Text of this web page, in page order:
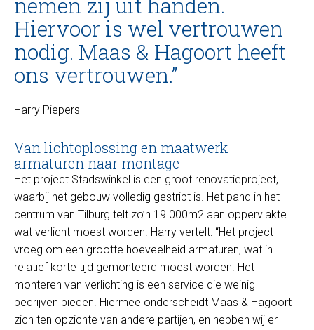
Hiervoor is wel vertrouwen
nodig. Maas & Hagoort heeft
ons vertrouwen.”
Harry Piepers
Van lichtoplossing en maatwerk
armaturen naar montage
Het project Stadswinkel is een groot renovatieproject,
waarbij het gebouw volledig gestript is. Het pand in het
centrum van Tilburg telt zo’n 19.000m2 aan oppervlakte
wat verlicht moest worden. Harry vertelt: “Het project
vroeg om een grootte hoeveelheid armaturen, wat in
relatief korte tijd gemonteerd moest worden. Het
monteren van verlichting is een service die weinig
bedrijven bieden. Hiermee onderscheidt Maas & Hagoort
zich ten opzichte van andere partijen, en hebben wij er